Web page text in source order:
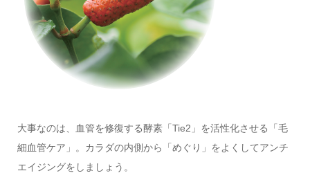
大事なのは、血管を修復する酵素「Tie2」を活性化させる「毛
細血管ケア」。カラダの内側から「めぐり」をよくしてアンチ
エイジングをしましょう。